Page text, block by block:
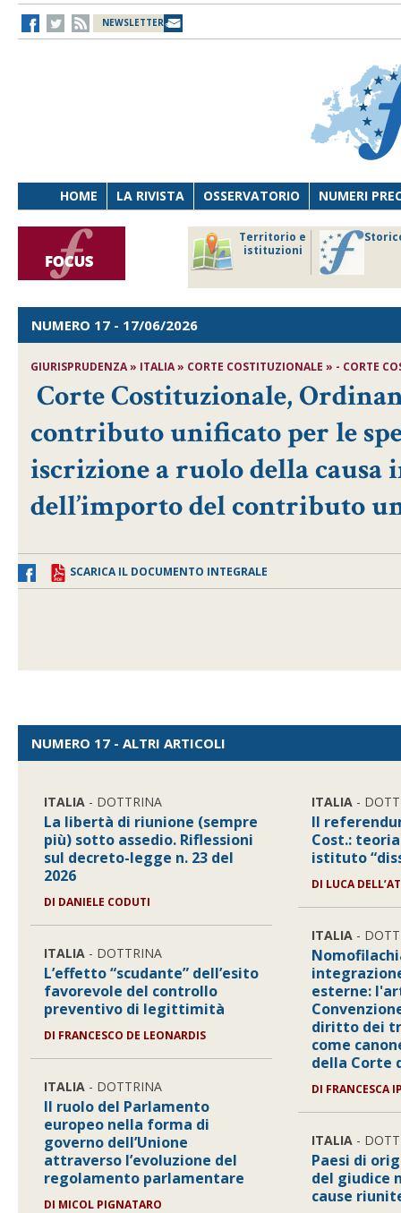
NEWSLETTER
HOME LA RIVISTA OSSERVATORIO NUMERI
Territorio e
istituzioni
NUMERO 17 - 17/06/2026
GIURISPRUDENZA » ITALIA » CORTE COSTITUZIONALE » - CORTE
Corte Costituzionale,
contributo unificato per le
iscrizione a ruolo della causa
dell’importo del contributo
SCARICA IL DOCUMENTO INTEGRALE
NUMERO 17 - ALTRI ARTICOLI
ITALIA - DOTTRINA
La libertà di riunione (sempre
più) sotto assedio. Riflessioni
sul decreto-legge n. 23 del
2026
DI DANIELE CODUTI
ITALIA - DOTTRINA
L’effetto “scudante” dell’esito
favorevole del controllo
preventivo di legittimità
DI FRANCESCO DE LEONARDIS
ITALIA - DOTTRINA
Il ruolo del Parlamento
europeo nella forma di
governo dell’Unione
attraverso l’evoluzione del
regolamento parlamentare
DI MICOL PIGNATARO
ITALIA -
Il
Cost.:
istituto
DI LUCA
ITALIA -
esterne:
diritto dei
come
della Corte
DI FRANCESCA
ITALIA -
Paesi di
del giudice
cause